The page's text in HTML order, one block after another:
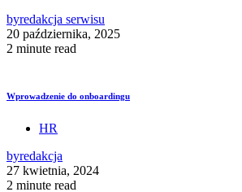
byredakcja serwisu
20 października, 2025
2 minute read
Wprowadzenie do onboardingu
HR
byredakcja
27 kwietnia, 2024
2 minute read